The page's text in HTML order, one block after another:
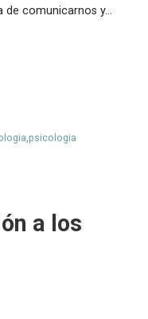
de comunicarnos y…
,psicologia
a los